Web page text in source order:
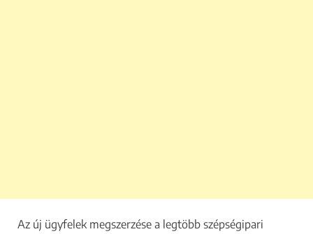
Az új ügyfelek megszerzése a legtöbb szépségipari